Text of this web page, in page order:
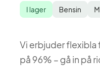
Lagerstatus
I lager
Drivmedel Bensin
Växellåda
Mätarställning
Modellår
Vi erbjuder flexibla
på 96% – gå in på